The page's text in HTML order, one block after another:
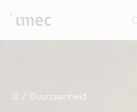
/ Duurzaamheid